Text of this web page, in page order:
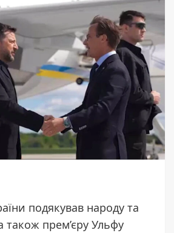
подякував народу та
також прем’єру Ульфу